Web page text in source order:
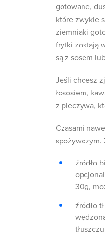
gotowane,
które zwykle
ziemniaki
frytki zostają
są z sosem
Jeśli chcesz
łososiem,
z pieczywa,
Czasami
spożywczym.
źródło
30g,
źródło
tłuszczu;